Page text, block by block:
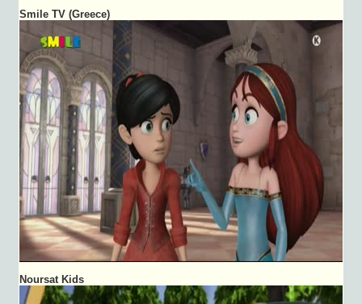
Smile TV (Greece)
Noursat Kids